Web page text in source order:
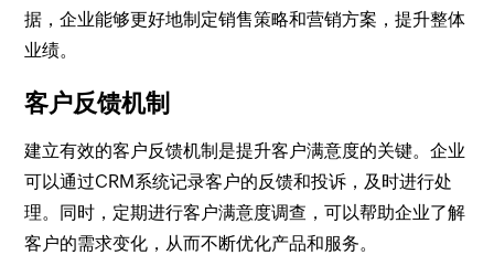
据，企业能够更好地制定销售策略和营销方案，提升整体
业绩。
客户反馈机制
建立有效的客户反馈机制是提升客户满意度的关键。企业
可以通过CRM系统记录客户的反馈和投诉，及时进行处
理。同时，定期进行客户满意度调查，可以帮助企业了解
客户的需求变化，从而不断优化产品和服务。